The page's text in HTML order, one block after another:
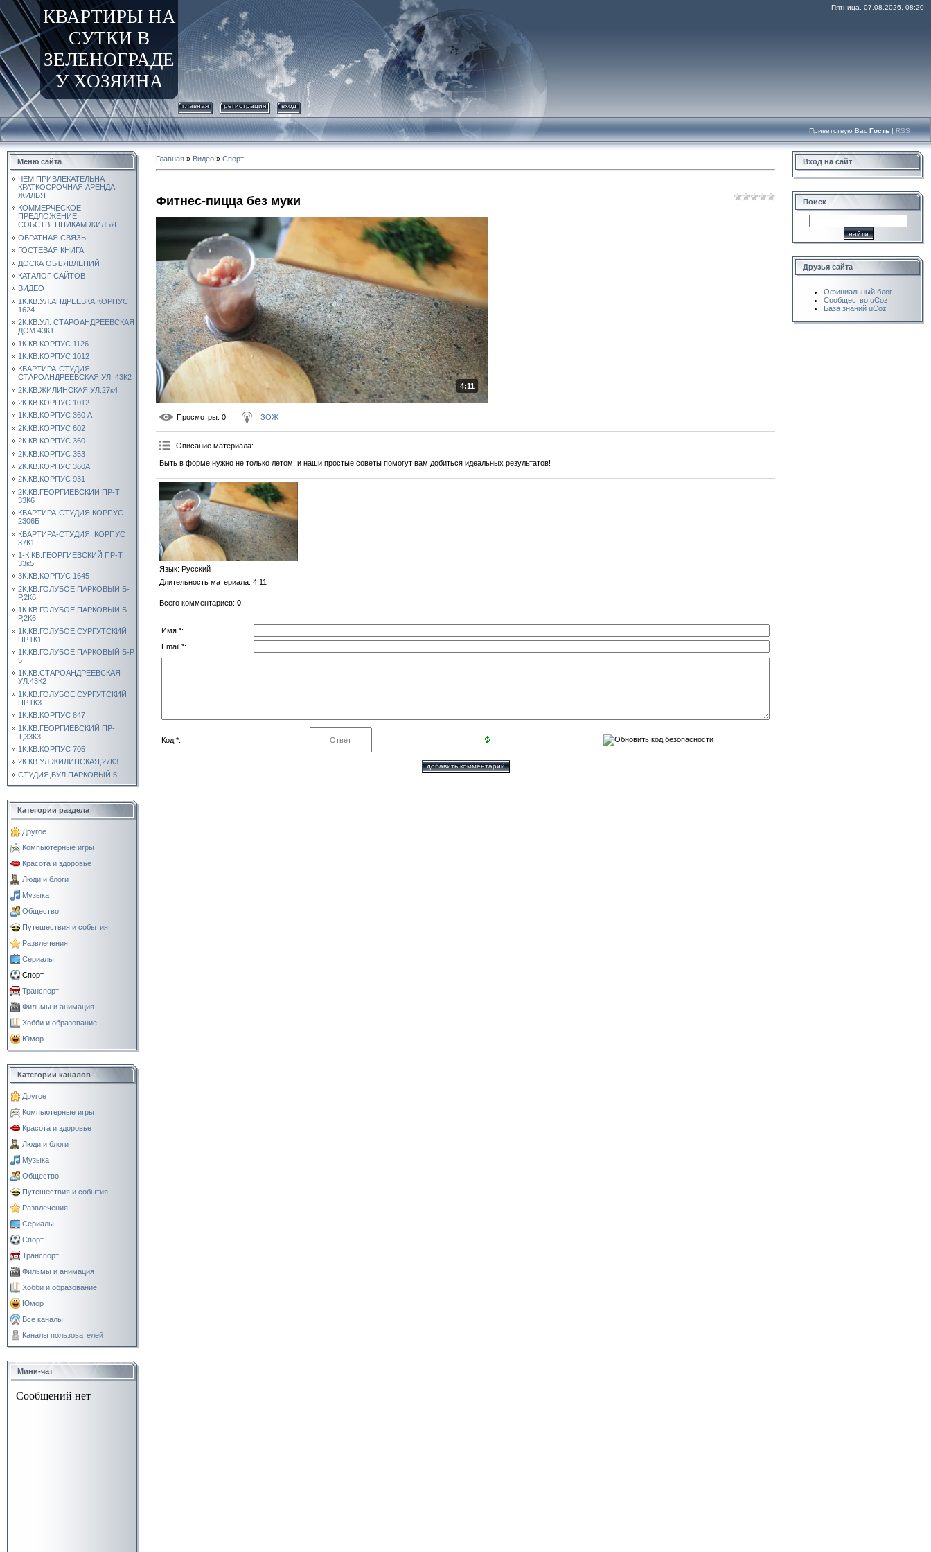
КВАРТИРЫ НА
СУТКИ В
ЗЕЛЕНОГРАДЕ
У ХОЗЯИНА
Пятница, 07.08.2026, 08:20
главная регистрация вход
Приветствую Вас Гость | RSS
Меню сайта
ЧЕМ ПРИВЛЕКАТЕЛЬНА
КРАТКОСРОЧНАЯ АРЕНДА
ЖИЛЬЯ
КОММЕРЧЕСКОЕ
ПРЕДЛОЖЕНИЕ
СОБСТВЕННИКАМ ЖИЛЬЯ
ОБРАТНАЯ СВЯЗЬ
ГОСТЕВАЯ КНИГА
ДОСКА ОБЪЯВЛЕНИЙ
КАТАЛОГ САЙТОВ
ВИДЕО
1К.КВ.УЛ.АНДРЕЕВКА КОРПУС
1624
2К.КВ.УЛ. СТАРОАНДРЕЕВСКАЯ
ДОМ 43К1
1К.КВ.КОРПУС 1126
1К.КВ.КОРПУС 1012
КВАРТИРА-СТУДИЯ,
СТАРОАНДРЕЕВСКАЯ УЛ. 43К2
2К.КВ.ЖИЛИНСКАЯ УЛ.27к4
2К.КВ.КОРПУС 1012
1К.КВ.КОРПУС 360 А
2К.КВ.КОРПУС 602
2К.КВ.КОРПУС 360
2К.КВ.КОРПУС 353
2К.КВ.КОРПУС 360А
2К.КВ.КОРПУС 931
2К.КВ.ГЕОРГИЕВСКИЙ ПР-Т
33К6
КВАРТИРА-СТУДИЯ,КОРПУС
2306Б
КВАРТИРА-СТУДИЯ, КОРПУС
37К1
1-К.КВ.ГЕОРГИЕВСКИЙ ПР-Т,
33к5
3К.КВ.КОРПУС 1645
2К.КВ.ГОЛУБОЕ,ПАРКОВЫЙ Б-
Р,2К6
1К.КВ.ГОЛУБОЕ,ПАРКОВЫЙ Б-
Р,2К6
1К.КВ.ГОЛУБОЕ,СУРГУТСКИЙ
ПР.1К1
1К.КВ.ГОЛУБОЕ,ПАРКОВЫЙ Б-Р.
5
1К.КВ.СТАРОАНДРЕЕВСКАЯ
УЛ.43К2
1К.КВ.ГОЛУБОЕ,СУРГУТСКИЙ
ПР.1К3
1К.КВ.КОРПУС 847
1К.КВ.ГЕОРГИЕВСКИЙ ПР-
Т,33К3
1К.КВ.КОРПУС 705
2К.КВ.УЛ.ЖИЛИНСКАЯ,27К3
СТУДИЯ,БУЛ.ПАРКОВЫЙ 5
Категории раздела
Другое
Компьютерные игры
Красота и здоровье
Люди и блоги
Музыка
Общество
Путешествия и события
Развлечения
Сериалы
Спорт
Транспорт
Фильмы и анимация
Хобби и образование
Юмор
Категории каналов
Другое
Компьютерные игры
Красота и здоровье
Люди и блоги
Музыка
Общество
Путешествия и события
Развлечения
Сериалы
Спорт
Транспорт
Фильмы и анимация
Хобби и образование
Юмор
Все каналы
Каналы пользователей
Мини-чат
Главная » Видео » Спорт
Фитнес-пицца без муки
4:11
Просмотры: 0 ЗОЖ
Описание материала:
Быть в форме нужно не только летом, и наши простые советы помогут вам добиться идеальных результатов!
Язык: Русский
Длительность материала: 4:11
Всего комментариев: 0
Имя *:
Email *:
Код *:
Вход на сайт
Поиск
Друзья сайта
Официальный блог
Сообщество uCoz
База знаний uCoz